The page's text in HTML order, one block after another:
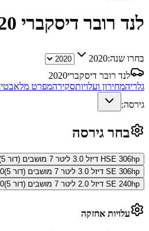
לנד רובר דיסקברי
בחרו שנה:2020
לנד רובר דיסקברי2020
גלריהמחירון ועלויותסקירהמפרט מלא
גירסה:
בחר גירסה
HSE 306hp דיזל 3.0 ליטר 7 מושבים (דור 5)
SE 306hp דיזל 3.0 ליטר 7 מושבים (דור 5)
SE 240hp דיזל 2.0 ליטר 7 מושבים (דור 5)
עלויות אחזקה